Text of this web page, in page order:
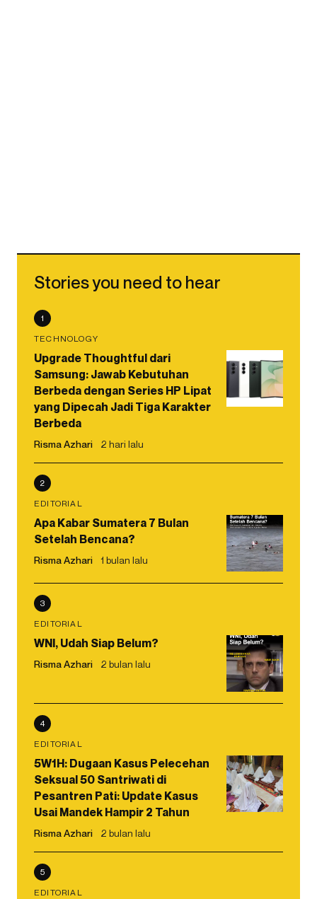
Stories you need to hear
1
TECHNOLOGY
Upgrade Thoughtful dari
Samsung: Jawab Kebutuhan
Berbeda dengan Series HP Lipat
yang Dipecah Jadi Tiga Karakter
Berbeda
Risma Azhari 2 hari lalu
2
EDITORIAL
Apa Kabar Sumatera 7 Bulan
Setelah Bencana?
Risma Azhari 1 bulan lalu
3
EDITORIAL
WNI, Udah Siap Belum?
Risma Azhari 2 bulan lalu
4
EDITORIAL
5W1H: Dugaan Kasus Pelecehan
Seksual 50 Santriwati di
Pesantren Pati: Update Kasus
Usai Mandek Hampir 2 Tahun
Risma Azhari 2 bulan lalu
5
EDITORIAL